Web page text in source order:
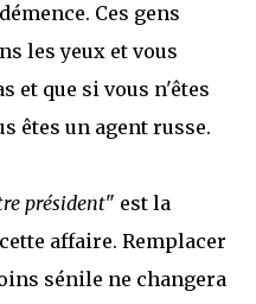
Ces gens
les yeux et vous
et que si vous n'êtes
êtes un agent russe.
président" est la
affaire. Remplacer
sénile ne changera